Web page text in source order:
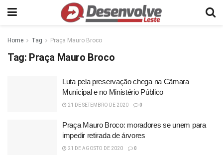
Home Tag Praça Mauro Broco
Tag: Praça Mauro Broco
Luta pela preservação chega na Câmara
Municipal e no Ministério Público
21 DE SETEMBRO DE 2020 0
Praça Mauro Broco: moradores se unem para
impedir retirada de árvores
21 DE AGOSTO DE 2020 0